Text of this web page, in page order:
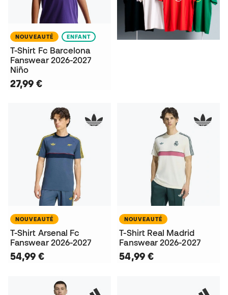
NOUVEAUTÉ ENFANT
T-Shirt Fc Barcelona
Fanswear 2026-2027
Niño
27,99 €
NOUVEAUTÉ
T-Shirt Arsenal Fc
Fanswear 2026-2027
54,99 €
NOUVEAUTÉ
T-Shirt Real Madrid
Fanswear 2026-2027
54,99 €